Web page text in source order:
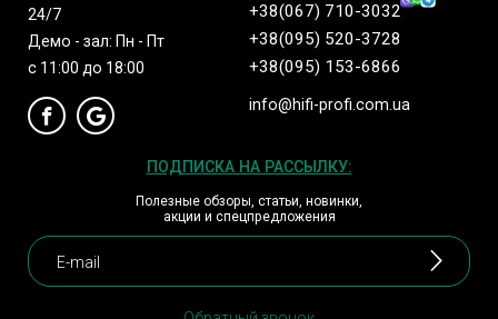
24/7
Демо - зал: Пн - Пт
с 11:00 до 18:00
+38(067) 710-3032
+38(095) 520-3728
+38(095) 153-6866
info@hifi-profi.com.ua
ПОДПИСКА НА РАССЫЛКУ:
Полезные обзоры, статьи, новинки,
акции и спецпредложения